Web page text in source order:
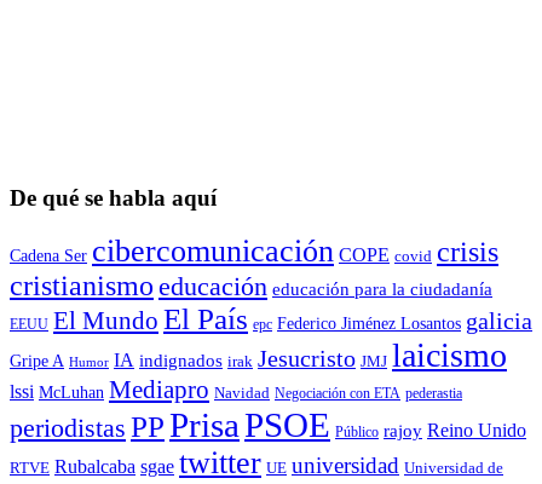
De qué se habla aquí
Cadena Ser cibercomunicación COPE covid crisis
cristianismo educación educación para la ciudadaní­a
EEUU El Mundo El País epc Federico Jiménez Losantos galicia
Gripe A Humor IA indignados irak Jesucristo JMJ laicismo
lssi McLuhan Mediapro Navidad Negociación con ETA pederastia
periodistas PPPrisaPSOE Público rajoy Reino Unido
RTVE Rubalcaba sgae twitter UE universidad Universidad de